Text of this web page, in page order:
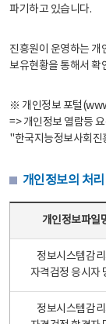
파기하고 있습니다.
진흥원이 운영하는 개
보유현황을 통해서 확
※ 개인정보 포털
=> 개인정보 열람등
"한국지능정보사회진
개인정보의 처
개인정보파일
정보시스템감
자격검정 응시자
정보시스템감